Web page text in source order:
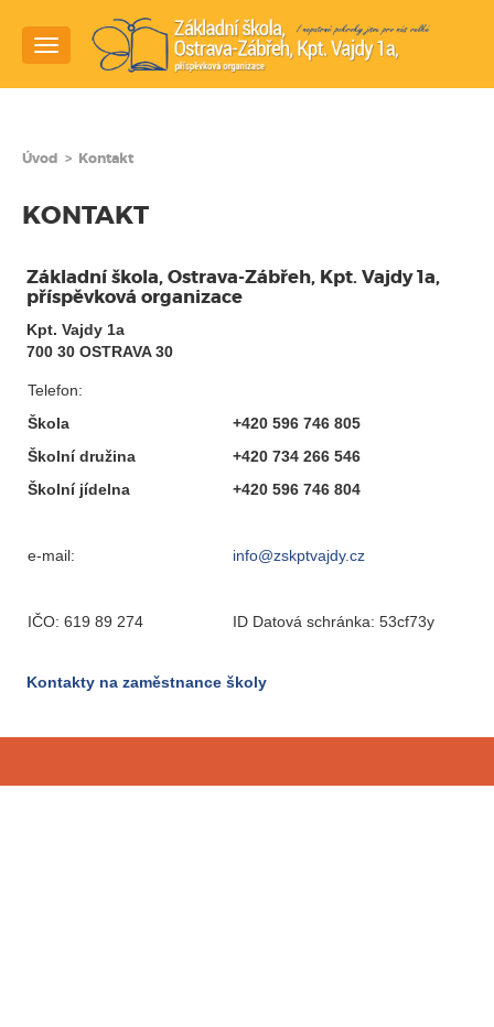
Navigace
Úvod > Kontakt
KONTAKT
Základní škola, Ostrava-Zábřeh, Kpt. Vajdy 1a,
příspěvková organizace
Kpt. Vajdy 1a
700 30 OSTRAVA 30
Telefon:
Škola
+420 596 746 805
Školní družina
+420 734 266 546
Školní jídelna
+420 596 746 804
e-mail: info@zskptvajdy.cz
IČO: 619 89 274 ID Datová schránka: 53cf73y
Kontakty na zaměstnance školy